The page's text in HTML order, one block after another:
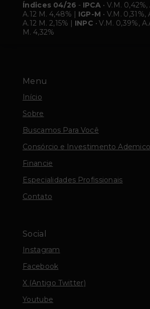
Menu
Início
Sobre
Buscamos Para Você
Consórcio e Investimento
Financie
Especialidades Profissionais
Contato
Social
Instagram
Facebook
X (Antigo Twitter)
Youtube
Índices 04/26 - IPCA • V.M.
A.12 M. 4,48% | IGP-M • V.M.
A.12 M. 2,15% | INPC • V.M. 0,39%,
M. 4,32%